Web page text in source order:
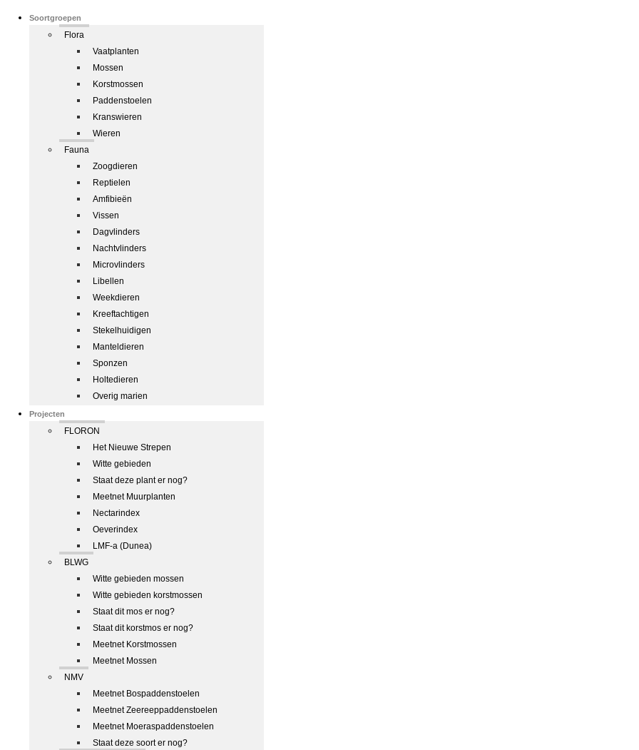
Soortgroepen
Flora
Vaatplanten
Mossen
Korstmossen
Paddenstoelen
Kranswieren
Wieren
Fauna
Zoogdieren
Reptielen
Amfibieën
Vissen
Dagvlinders
Nachtvlinders
Microvlinders
Libellen
Weekdieren
Kreeftachtigen
Stekelhuidigen
Manteldieren
Sponzen
Holtedieren
Overig marien
Projecten
FLORON
Het Nieuwe Strepen
Witte gebieden
Staat deze plant er nog?
Meetnet Muurplanten
Nectarindex
Oeverindex
LMF-a (Dunea)
BLWG
Witte gebieden mossen
Witte gebieden korstmossen
Staat dit mos er nog?
Staat dit korstmos er nog?
Meetnet Korstmossen
Meetnet Mossen
NMV
Meetnet Bospaddenstoelen
Meetnet Zeereeppaddenstoelen
Meetnet Moeraspaddenstoelen
Staat deze soort er nog?